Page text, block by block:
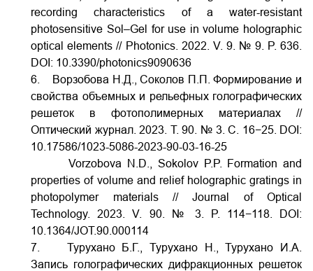
recording characteristics of a water-resistant
photosensitive Sol–Gel for use in volume holographic
optical elements // Photonics. 2022. V. 9. № 9. P. 636.
DOI: 10.3390/photonics9090636
6. Ворзобова Н.Д., Соколов П.П. Формирование и
свойства объемных и рельефных голографических
решеток в фотополимерных материалах //
Оптический журнал. 2023. Т. 90. № 3. С. 16−25. DOI:
10.17586/1023-5086-2023-90-03-16-25
Vorzobova N.D., Sokolov P.P. Formation and
properties of volume and relief holographic gratings in
photopolymer materials // Journal of Optical
Technology. 2023. V. 90. № 3. P. 114−118.
DOI:
10.1364/JOT.90.000114
7. Турухано Б.Г., Турухано Н., Турухано И.А.
Запись голографических дифракционных решеток